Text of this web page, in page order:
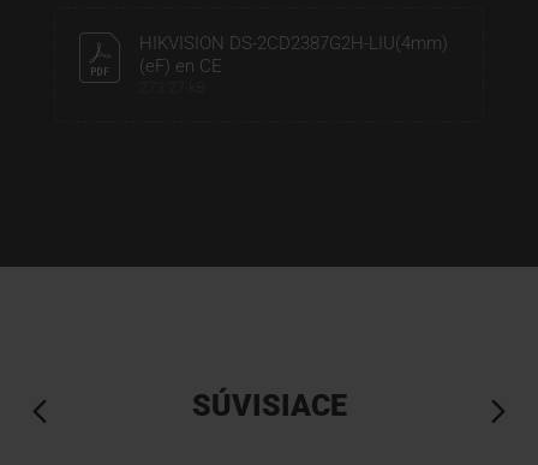
HIKVISION DS-2CD2387G2H-LIU(4mm)
(eF) en CE
SÚVISIACE